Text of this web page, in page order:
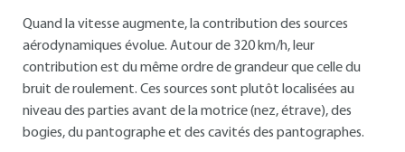
Quand la vitesse augmente, la contribution des sources
aérodynamiques évolue. Autour de 320 km/h, leur
contribution est du même ordre de grandeur que celle du
bruit de roulement. Ces sources sont plutôt localisées au
niveau des parties avant de la motrice (nez, étrave), des
bogies, du pantographe et des cavités des pantographes.